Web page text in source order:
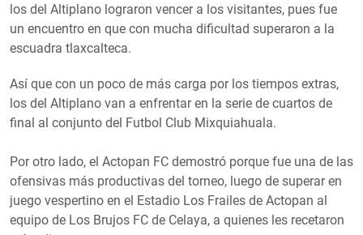
los del Altiplano lograron vencer a los visitantes, pues fue
un encuentro en que con mucha dificultad superaron a la
escuadra tlaxcalteca.
Así que con un poco de más carga por los tiempos extras,
los del Altiplano van a enfrentar en la serie de cuartos de
final al conjunto del Futbol Club Mixquiahuala.
Por otro lado, el Actopan FC demostró porque fue una de las
ofensivas más productivas del torneo, luego de superar en
juego vespertino en el Estadio Los Frailes de Actopan al
equipo de Los Brujos FC de Celaya, a quienes les recetaron